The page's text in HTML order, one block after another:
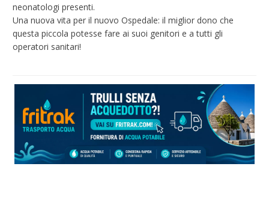
neonatologi presenti.
Una nuova vita per il nuovo Ospedale: il miglior dono che
questa piccola potesse fare ai suoi genitori e a tutti gli
operatori sanitari!